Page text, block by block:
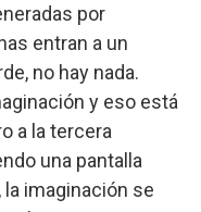
por
entran a un
no hay nada.
y eso está
a la tercera
una pantalla
imaginación se